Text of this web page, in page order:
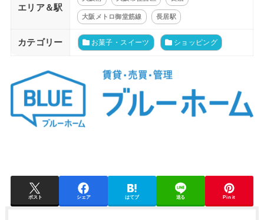
エリア＆駅
大阪メトロ御堂筋線 長居駅
カテゴリー お菓子・スイーツ ショッピング
ポスト シェア はてブ 送る Pin it